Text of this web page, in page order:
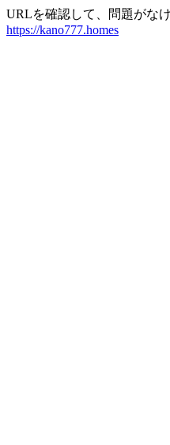
URLを確認して、問題がな
https://kano777.homes